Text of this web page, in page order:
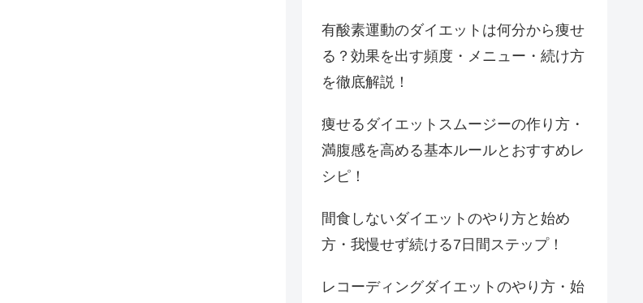
有酸素運動のダイエットは何分から痩せ
る？効果を出す頻度・メニュー・続け方
を徹底解説！
痩せるダイエットスムージーの作り方・
満腹感を高める基本ルールとおすすめレ
シピ！
間食しないダイエットのやり方と始め
方・我慢せず続ける7日間ステップ！
レコーディングダイエットのやり方・始